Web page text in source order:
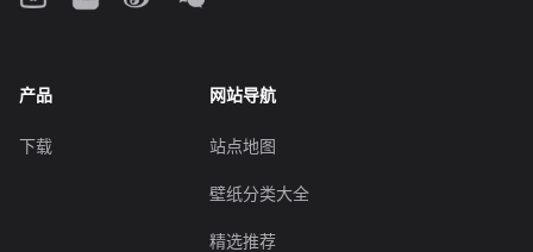
产品
下载
网站导航
站点地图
壁纸分类大全
精选推荐